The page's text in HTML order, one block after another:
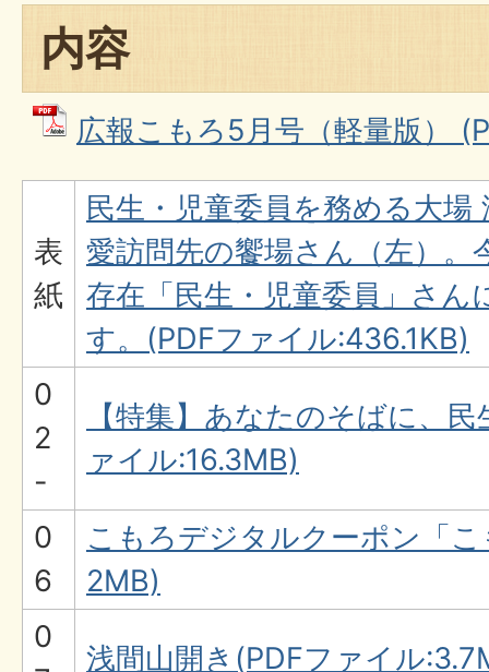
内容
広報こもろ5月号（軽量版）
表
紙
民生・児童委員を務める大場
愛訪問先の饗場さん（左）。
存在「民生・児童委員」さん
す。(PDFファイル:436.1KB)
0
2
-
【特集】あなたのそばに、
ァイル:16.3MB)
0
6
こもろデジタルクーポン「
2MB)
0
浅間山開き(PDFファイル